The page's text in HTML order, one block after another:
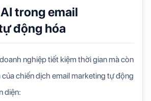
trong email
động hóa
nghiệp tiết kiệm thời gian mà còn
của chiến dịch email marketing tự động
diện: